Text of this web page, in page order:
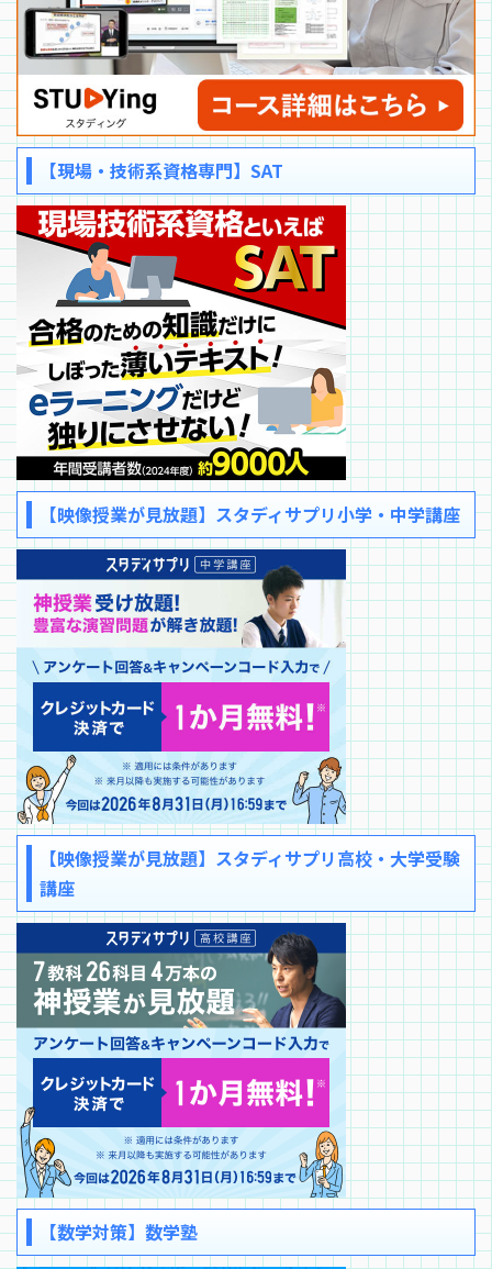
【現場・技術系資格専門】SAT
【映像授業が見放題】スタディサプリ小学・中学講座
【映像授業が見放題】スタディサプリ高校・大学受験
講座
【数学対策】数学塾